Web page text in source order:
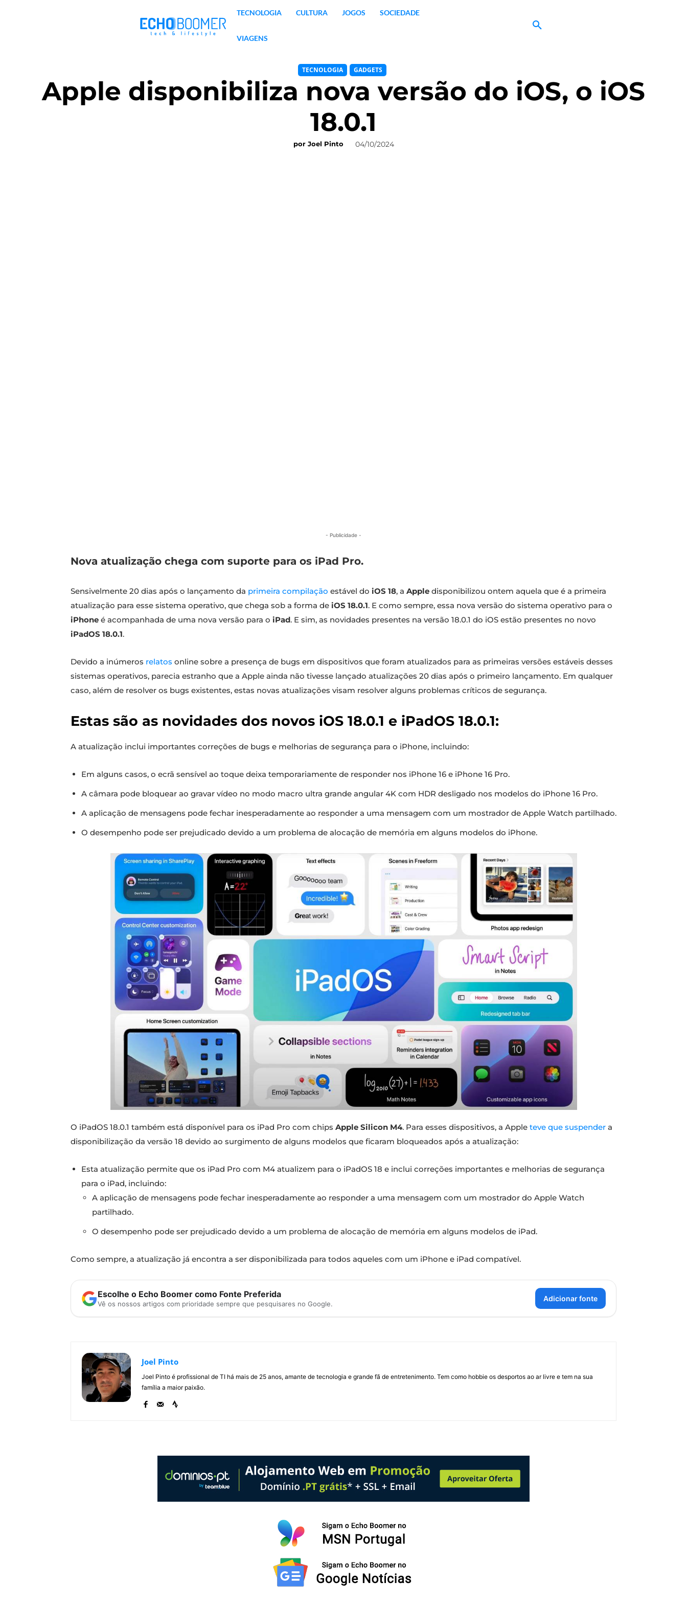
TECNOLOGIA CULTURA JOGOS SOCIEDADE
VIAGENS
TECNOLOGIA GADGETS
Apple disponibiliza nova versão do iOS, o iOS
18.0.1
por Joel Pinto 04/10/2024
- Publicidade -
Nova atualização chega com suporte para os iPad Pro.
Sensivelmente 20 dias após o lançamento da primeira compilação estável do iOS 18, a Apple disponibilizou ontem aquela que é a primeira
atualização para esse sistema operativo, que chega sob a forma de iOS 18.0.1. E como sempre, essa nova versão do sistema operativo para o
iPhone é acompanhada de uma nova versão para o iPad. E sim, as novidades presentes na versão 18.0.1 do iOS estão presentes no novo
iPadOS 18.0.1.
Devido a inúmeros relatos online sobre a presença de bugs em dispositivos que foram atualizados para as primeiras versões estáveis ​​​​desses
sistemas operativos, parecia estranho que a Apple ainda não tivesse lançado atualizações 20 dias após o primeiro lançamento. Em qualquer
caso, além de resolver os bugs existentes, estas novas atualizações visam resolver alguns problemas críticos de segurança.
Estas são as novidades dos novos iOS 18.0.1 e iPadOS 18.0.1:
A atualização inclui importantes correções de bugs e melhorias de segurança para o iPhone, incluindo:
Em alguns casos, o ecrã sensível ao toque deixa temporariamente de responder nos iPhone 16 e iPhone 16 Pro.
A câmara pode bloquear ao gravar vídeo no modo macro ultra grande angular 4K com HDR desligado nos modelos do iPhone 16 Pro.
A aplicação de mensagens pode fechar inesperadamente ao responder a uma mensagem com um mostrador de Apple Watch partilhado.
O desempenho pode ser prejudicado devido a um problema de alocação de memória em alguns modelos do iPhone.
O iPadOS 18.0.1 também está disponível para os iPad Pro com chips Apple Silicon M4. Para esses dispositivos, a Apple teve que suspender a
disponibilização da versão 18 devido ao surgimento de alguns modelos que ficaram bloqueados após a atualização:
Esta atualização permite que os iPad Pro com M4 atualizem para o iPadOS 18 e inclui correções importantes e melhorias de segurança
para o iPad, incluindo:
A aplicação de mensagens pode fechar inesperadamente ao responder a uma mensagem com um mostrador do Apple Watch
partilhado.
O desempenho pode ser prejudicado devido a um problema de alocação de memória em alguns modelos de iPad.
Como sempre, a atualização já encontra a ser disponibilizada para todos aqueles com um iPhone e iPad compatível.
Escolhe o Echo Boomer como Fonte Preferida
Vê os nossos artigos com prioridade sempre que pesquisares no Google.
Adicionar fonte
Joel Pinto
Joel Pinto é profissional de TI há mais de 25 anos, amante de tecnologia e grande fã de entretenimento. Tem como hobbie os desportos ao ar livre e tem na sua
família a maior paixão.